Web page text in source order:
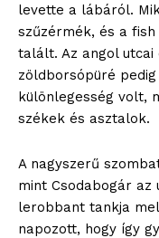
levette a lábáról.
szűzérmék, és a
talált. Az angol
zöldborsópüré
különlegesség volt,
székek és asztalok.
A nagyszerű
mint Csodabogár
lerobbant tankja
napozott, hogy így